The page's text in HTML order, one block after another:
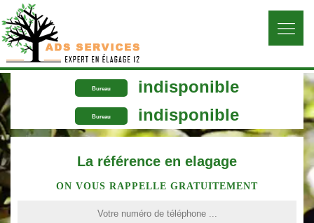
Bureau indisponible
Bureau indisponible
La référence en elagage
ON VOUS RAPPELLE GRATUITEMENT